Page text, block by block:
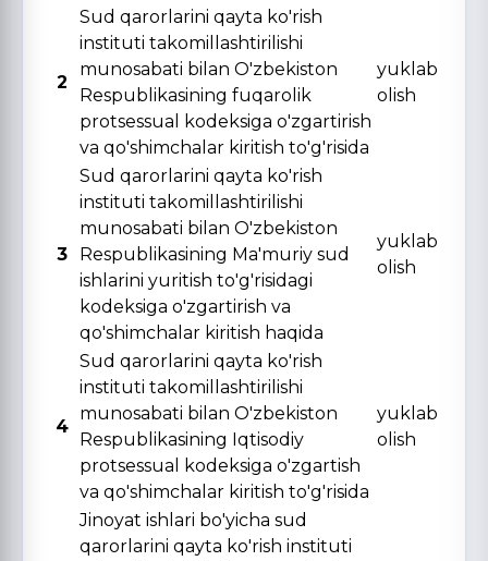
2
Sud qarorlarini qayta ko'rish
instituti takomillashtirilishi
munosabati bilan O'zbekiston
Respublikasining fuqarolik
protsessual kodeksiga o'zgartirish
va qo'shimchalar kiritish to'g'risida
yuklab
olish
3
Sud qarorlarini qayta ko'rish
instituti takomillashtirilishi
munosabati bilan O'zbekiston
Respublikasining Ma'muriy sud
ishlarini yuritish to'g'risidagi
kodeksiga o'zgartirish va
qo'shimchalar kiritish haqida
yuklab
olish
4
Sud qarorlarini qayta ko'rish
instituti takomillashtirilishi
munosabati bilan O'zbekiston
Respublikasining Iqtisodiy
protsessual kodeksiga o'zgartish
va qo'shimchalar kiritish to'g'risida
yuklab
olish
Jinoyat ishlari bo'yicha sud
qarorlarini qayta ko'rish instituti